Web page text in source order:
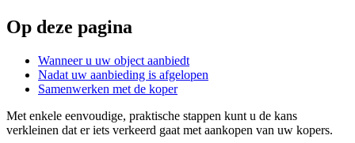
Op deze pagina
Wanneer u uw object aanbiedt
Nadat uw aanbieding is afgelopen
Samenwerken met de koper
Met enkele eenvoudige, praktische stappen kunt u de kans
verkleinen dat er iets verkeerd gaat met aankopen van uw kopers.